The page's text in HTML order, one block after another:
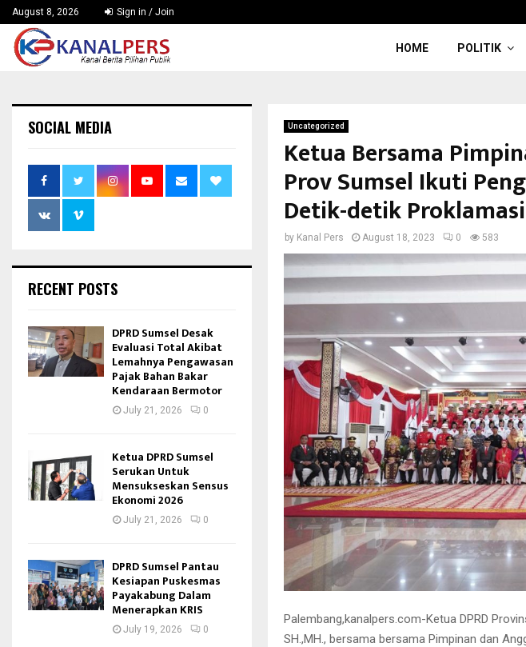
August 8, 2026 Sign in / Join
HOME POLITIK
Uncategorized
Ketua Bersama
Prov Sumsel Ikuti
Detik-detik Proklamasi
by Kanal Pers August 18, 2023 0 583
Palembang,kanalpers.com-Ketua DPRD
SH.,MH., bersama bersama Pimpinan dan
SOCIAL MEDIA
RECENT POSTS
DPRD Sumsel Desak
Evaluasi Total Akibat
Lemahnya Pengawasan
Pajak Bahan Bakar
Kendaraan Bermotor
July 21, 2026 0
Ketua DPRD Sumsel
Serukan Untuk
Mensukseskan Sensus
Ekonomi 2026
July 21, 2026 0
DPRD Sumsel Pantau
Kesiapan Puskesmas
Payakabung Dalam
Menerapkan KRIS
July 19, 2026 0